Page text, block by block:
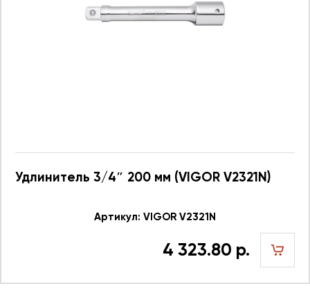
Удлинитель 3/4″ 200 мм (VIGOR V2321N)
Артикул: VIGOR V2321N
4 323.80 р.